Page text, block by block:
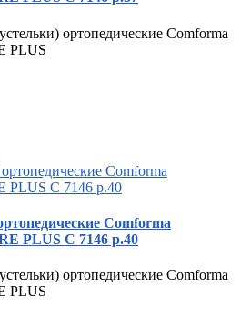
ортопедические Comforma
PLUS
Comforma
PLUS С 7146 р.40
ортопедические Comforma
PLUS